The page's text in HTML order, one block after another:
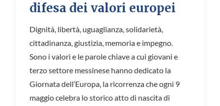
difesa dei valori europei
Dignità, libertà, uguaglianza, solidarietà,
cittadinanza, giustizia, memoria e impegno.
Sono i valori e le parole chiave a cui giovani e
terzo settore messinese hanno dedicato la
Giornata dell’Europa, la ricorrenza che ogni 9
maggio celebra lo storico atto di nascita di